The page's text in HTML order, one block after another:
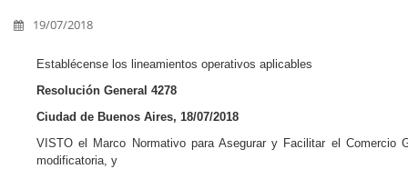
19/07/2018
Establécense los lineamientos operativos aplicables
Resolución General 4278
Ciudad de Buenos Aires, 18/07/2018
VISTO el Marco Normativo para Asegurar y Facilitar el Comercio
modificatoria, y